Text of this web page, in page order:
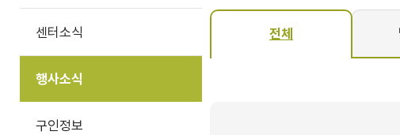
센터소식
행사소식
구인정보
전체